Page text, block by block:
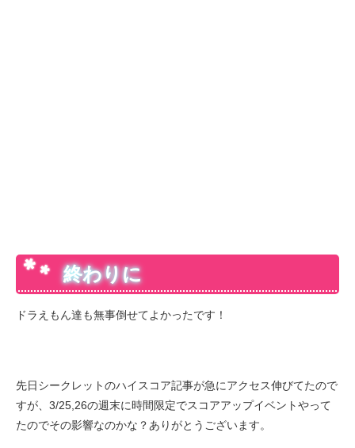
終わりに
ドラえもん達も無事倒せてよかったです！
先日シークレットのハイスコア記事が急にアクセス伸びてたので
すが、3/25,26の週末に時間限定でスコアアップイベントやって
たのでその影響なのかな？ありがとうございます。